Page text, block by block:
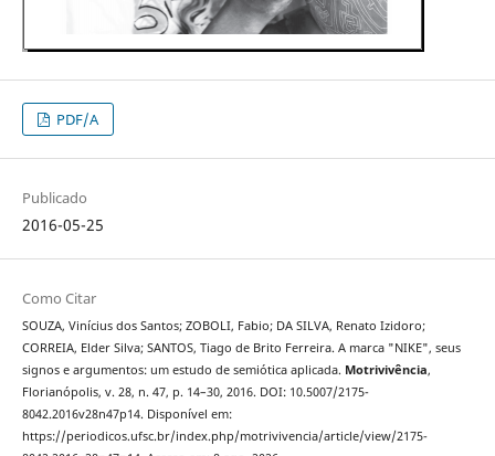
PDF/A
Publicado
2016-05-25
Como Citar
SOUZA, Vinícius dos Santos; ZOBOLI, Fabio; DA SILVA, Renato Izidoro;
CORREIA, Elder Silva; SANTOS, Tiago de Brito Ferreira. A marca "NIKE", seus
signos e argumentos: um estudo de semiótica aplicada. Motrivivência,
Florianópolis, v. 28, n. 47, p. 14–30, 2016. DOI: 10.5007/2175-
8042.2016v28n47p14. Disponível em:
https://periodicos.ufsc.br/index.php/motrivivencia/article/view/2175-